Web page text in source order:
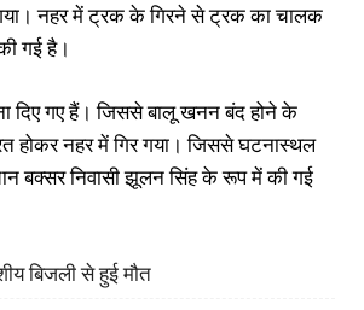
नहर में ट्रक के गिरने से ट्रक का चालक
गई है।
दिए गए हैं। जिससे बालू खनन बंद होने के
होकर नहर में गिर गया। जिससे घटनास्थल
बक्सर निवासी झूलन सिंह के रूप में की गई
बिजली से हुई मौत